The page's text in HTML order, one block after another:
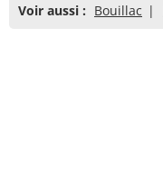
Voir aussi : Bouillac